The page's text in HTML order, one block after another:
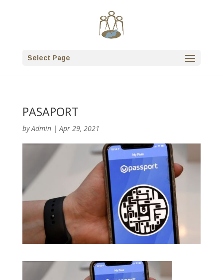
Select Page
PASAPORT
byAdmin|Apr 29, 2021